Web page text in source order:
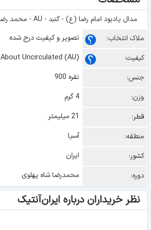
مدال یادبود امام رضا (ع) - گنبد - AU - محمد رضا شاه
ملاک انتخاب:
تصویر و کیفیت درج شده
کیفیت:
About Uncirculated (AU)
جنس:
نقره 900
وزن:
4 گرم
قطر:
21 میلیمتر
منطقه:
آسیا
کشور:
ایران
دوره:
محمدرضا شاه پهلوی
نظر خریداران درباره ایران‌آنتیک